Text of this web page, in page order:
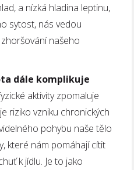
a nízká hladina leptinu,
sytost, nás vedou
našeho
dále komplikuje
aktivity zpomaluje
riziko vzniku chronických
pohybu naše tělo
které nám pomáhají cítit
k jídlu. Je to jako